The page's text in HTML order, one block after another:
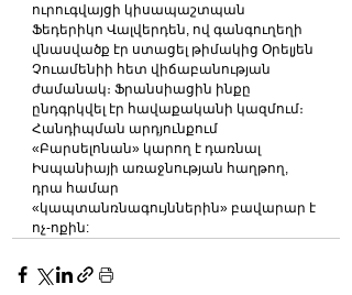
ուրուգվայցի կիսապաշտպան
Ֆեդերիկո Վալվերդեն, ով գանգուղեղի
վնասվածք էր ստացել թիմակից Օրելյեն
Չուամենիի հետ վիճաբանության
ժամանակ։ Ֆրանսիացին ինքը
ընդգրկվել էր հավաքականի կազմում։
Հանդիպման արդյունքում
«Բարսելոնան» կարող է դառնալ
Իսպանիայի առաջնության հաղթող,
դրա համար
«կապտանռնագույններին» բավարար է
ոչ-ոքին: